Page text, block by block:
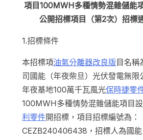
項目100MWH多種情勢混雜儲能
公開招標項目（第2次）招標
1.招標條件
本招標項油氣分離器改良版 目名稱
司國能（年夜柴旦）光伏發電無限
年夜基地100萬千瓦風光保時捷零
100MWH多種情勢混雜儲能項目
利零件開招標，項目招標編號為：
CEZB240406438，招標人為國